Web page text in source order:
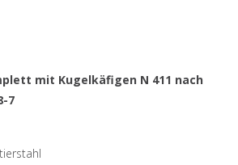
mit Kugelkäfigen N 411 nach
7